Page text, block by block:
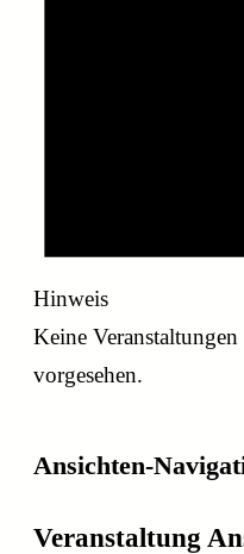
Hinweis
Keine
vorgesehen.
Ansichten-
Veranstaltung